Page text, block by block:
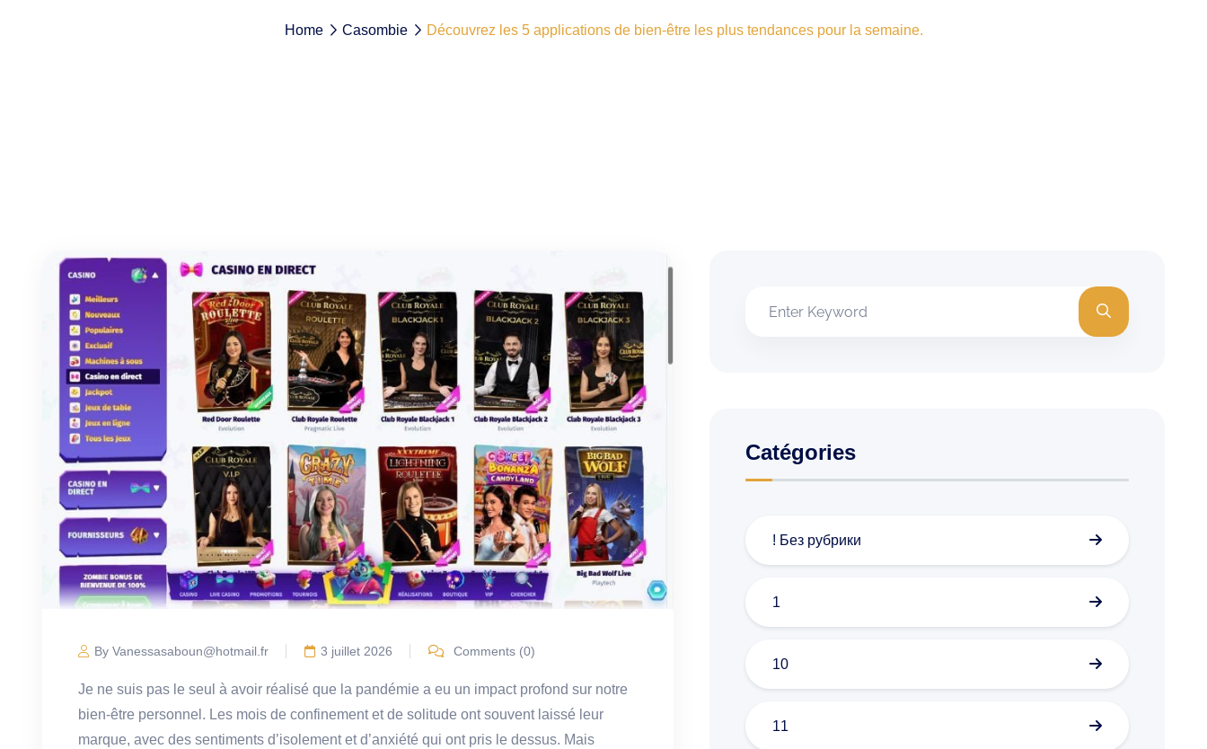
Home Casombie Découvrez les 5 applications de bien-être les plus tendances pour la semaine.
By Vanessasaboun@hotmail.fr 3 juillet 2026 Comments (0)
Je ne suis pas le seul à avoir réalisé que la pandémie a eu un impact profond sur notre
bien-être personnel. Les mois de confinement et de solitude ont souvent laissé leur
marque, avec des sentiments d’isolement et d’anxiété qui ont pris le dessus. Mais
Catégories
! Без рубрики
1
10
11